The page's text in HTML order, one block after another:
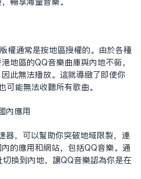
权通常是按地区授权的。由于各种
地区的QQ音乐曲库与内地不同，
此无法播放。这就导致了即使你
能无法收听所有歌曲。
内应用
，可以帮助你突破地域限制，连
的应用和网站，包括QQ音乐。通
换到内地，让QQ音乐认为你是在